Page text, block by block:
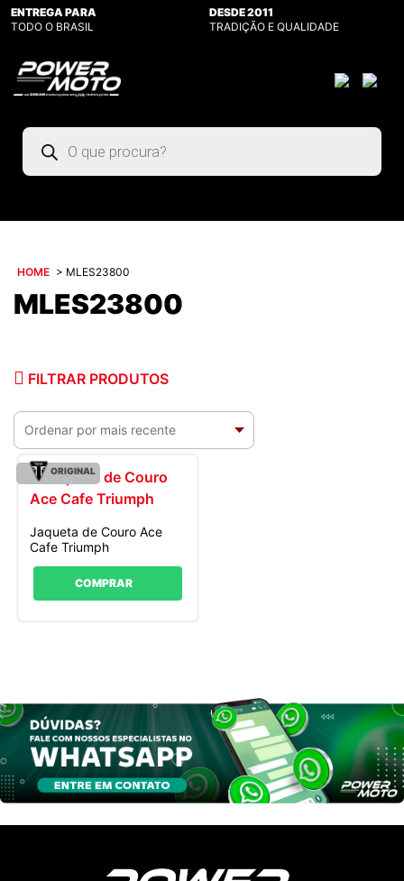
ENTREGA PARA
TODO O BRASIL
DESDE 2011
TRADIÇÃO E QUALIDADE
Pesquisar
produtos
HOME > MLES23800
MLES23800
FILTRAR PRODUTOS
ORIGINAL
Jaqueta de Couro Ace
Cafe Triumph
COMPRAR